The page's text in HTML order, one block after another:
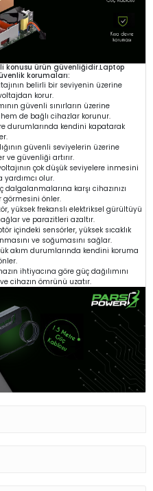
konusu ürün güvenliğidir.Laptop
korumaları:
belirli bir seviyenin üzerine
korur.
güvenli sınırların üzerine
de bağlı cihazlar korunur.
durumlarında kendini kapatarak
güvenli seviyelerin üzerine
ve güvenliği artırır.
çok düşük seviyelere inmesini
olur.
karşı cihazınızı
görmesini önler.
yüksek frekanslı elektriksel gürültüyü
ve parazitleri azaltır.
içindeki sensörler, yüksek sıcaklık
ve soğumasını sağlar.
akım durumlarında kendini koruma
ihtiyacına göre güç dağılımını
cihazın ömrünü uzatır.